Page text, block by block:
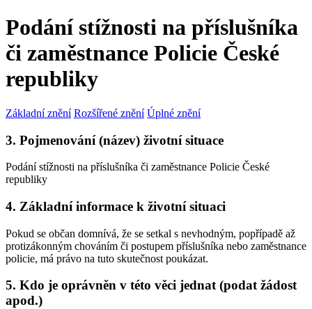
Podání stížnosti na příslušníka
či zaměstnance Policie České
republiky
Základní znění Rozšířené znění Úplné znění
3. Pojmenování (název) životní situace
Podání stížnosti na příslušníka či zaměstnance Policie České
republiky
4. Základní informace k životní situaci
Pokud se občan domnívá, že se setkal s nevhodným, popřípadě až
protizákonným chováním či postupem příslušníka nebo zaměstnance
policie, má právo na tuto skutečnost poukázat.
5. Kdo je oprávněn v této věci jednat (podat žádost
apod.)